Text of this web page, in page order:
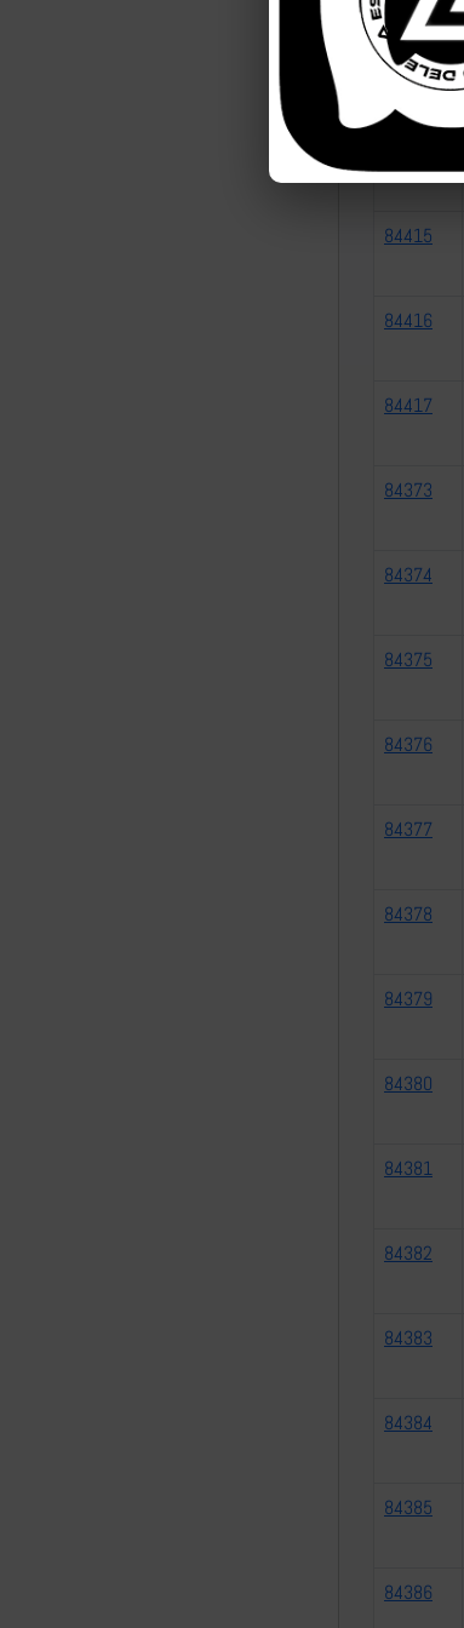
84413
84415
84416
84417
84373
84374
84375
84376
84377
84378
84379
84380
84381
84382
84383
84384
84385
84386